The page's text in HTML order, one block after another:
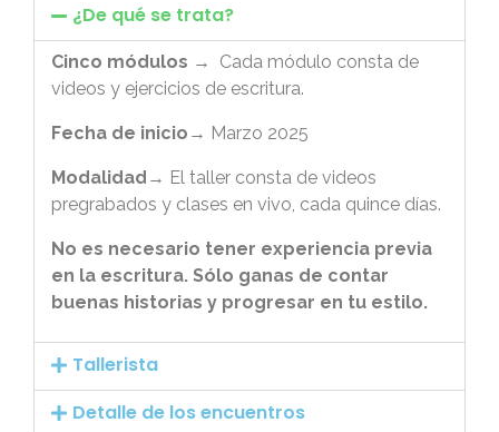
vídeo
de
flecha
disminuir
volumen.
¿De qué se trata?
Cinco módulos → Cada módulo consta de
videos y ejercicios de escritura.
Fecha de inicio → Marzo 2025
Modalidad → El taller consta de videos
pregrabados y clases en vivo, cada quince días.
No es necesario tener experiencia previa
en la escritura. Sólo ganas de contar
buenas historias y progresar en tu estilo.
Tallerista
Detalle de los encuentros